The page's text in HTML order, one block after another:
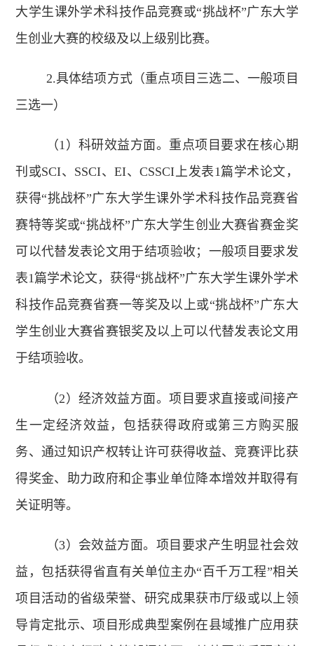
大学生课外学术科技作品竞赛或“挑战杯”广东大学
生创业大赛的校级及以上级别比赛。
2.具体结项方式（重点项目三选二、一般项目
三选一）
（1）科研效益方面。重点项目要求在核心期
刊或SCI、SSCI、EI、CSSCI上发表1篇学术论文，
获得“挑战杯”广东大学生课外学术科技作品竞赛省
赛特等奖或“挑战杯”广东大学生创业大赛省赛金奖
可以代替发表论文用于结项验收；一般项目要求发
表1篇学术论文，获得“挑战杯”广东大学生课外学术
科技作品竞赛省赛一等奖及以上或“挑战杯”广东大
学生创业大赛省赛银奖及以上可以代替发表论文用
于结项验收。
（2）经济效益方面。项目要求直接或间接产
生一定经济效益，包括获得政府或第三方购买服
务、通过知识产权转让许可获得收益、竞赛评比获
得奖金、助力政府和企事业单位降本增效并取得有
关证明等。
（3）会效益方面。项目要求产生明显社会效
益，包括获得省直有关单位主办“百千万工程”相关
项目活动的省级荣誉、研究成果获市厅级或以上领
导肯定批示、项目形成典型案例在县域推广应用获